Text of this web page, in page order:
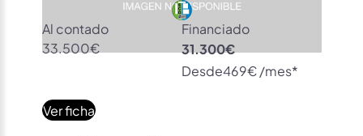
Al contado
33.500€
Financiado
31.300€
Desde469€ /mes*
Ver ficha